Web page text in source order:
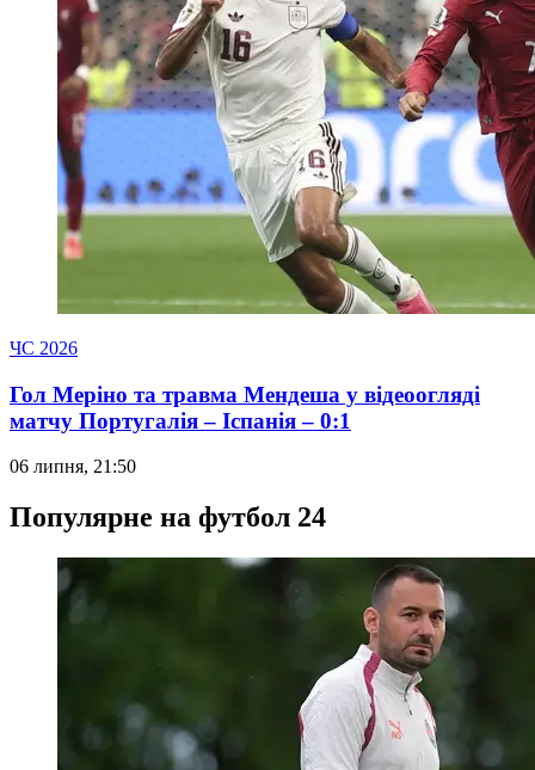
ЧС 2026
Гол Меріно та травма Мендеша у відеоогляді
матчу Португалія – Іспанія – 0:1
06 липня, 21:50
Популярне на футбол 24